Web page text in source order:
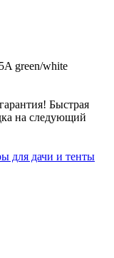
green/white
Быстрая
на следующий
для дачи и тенты